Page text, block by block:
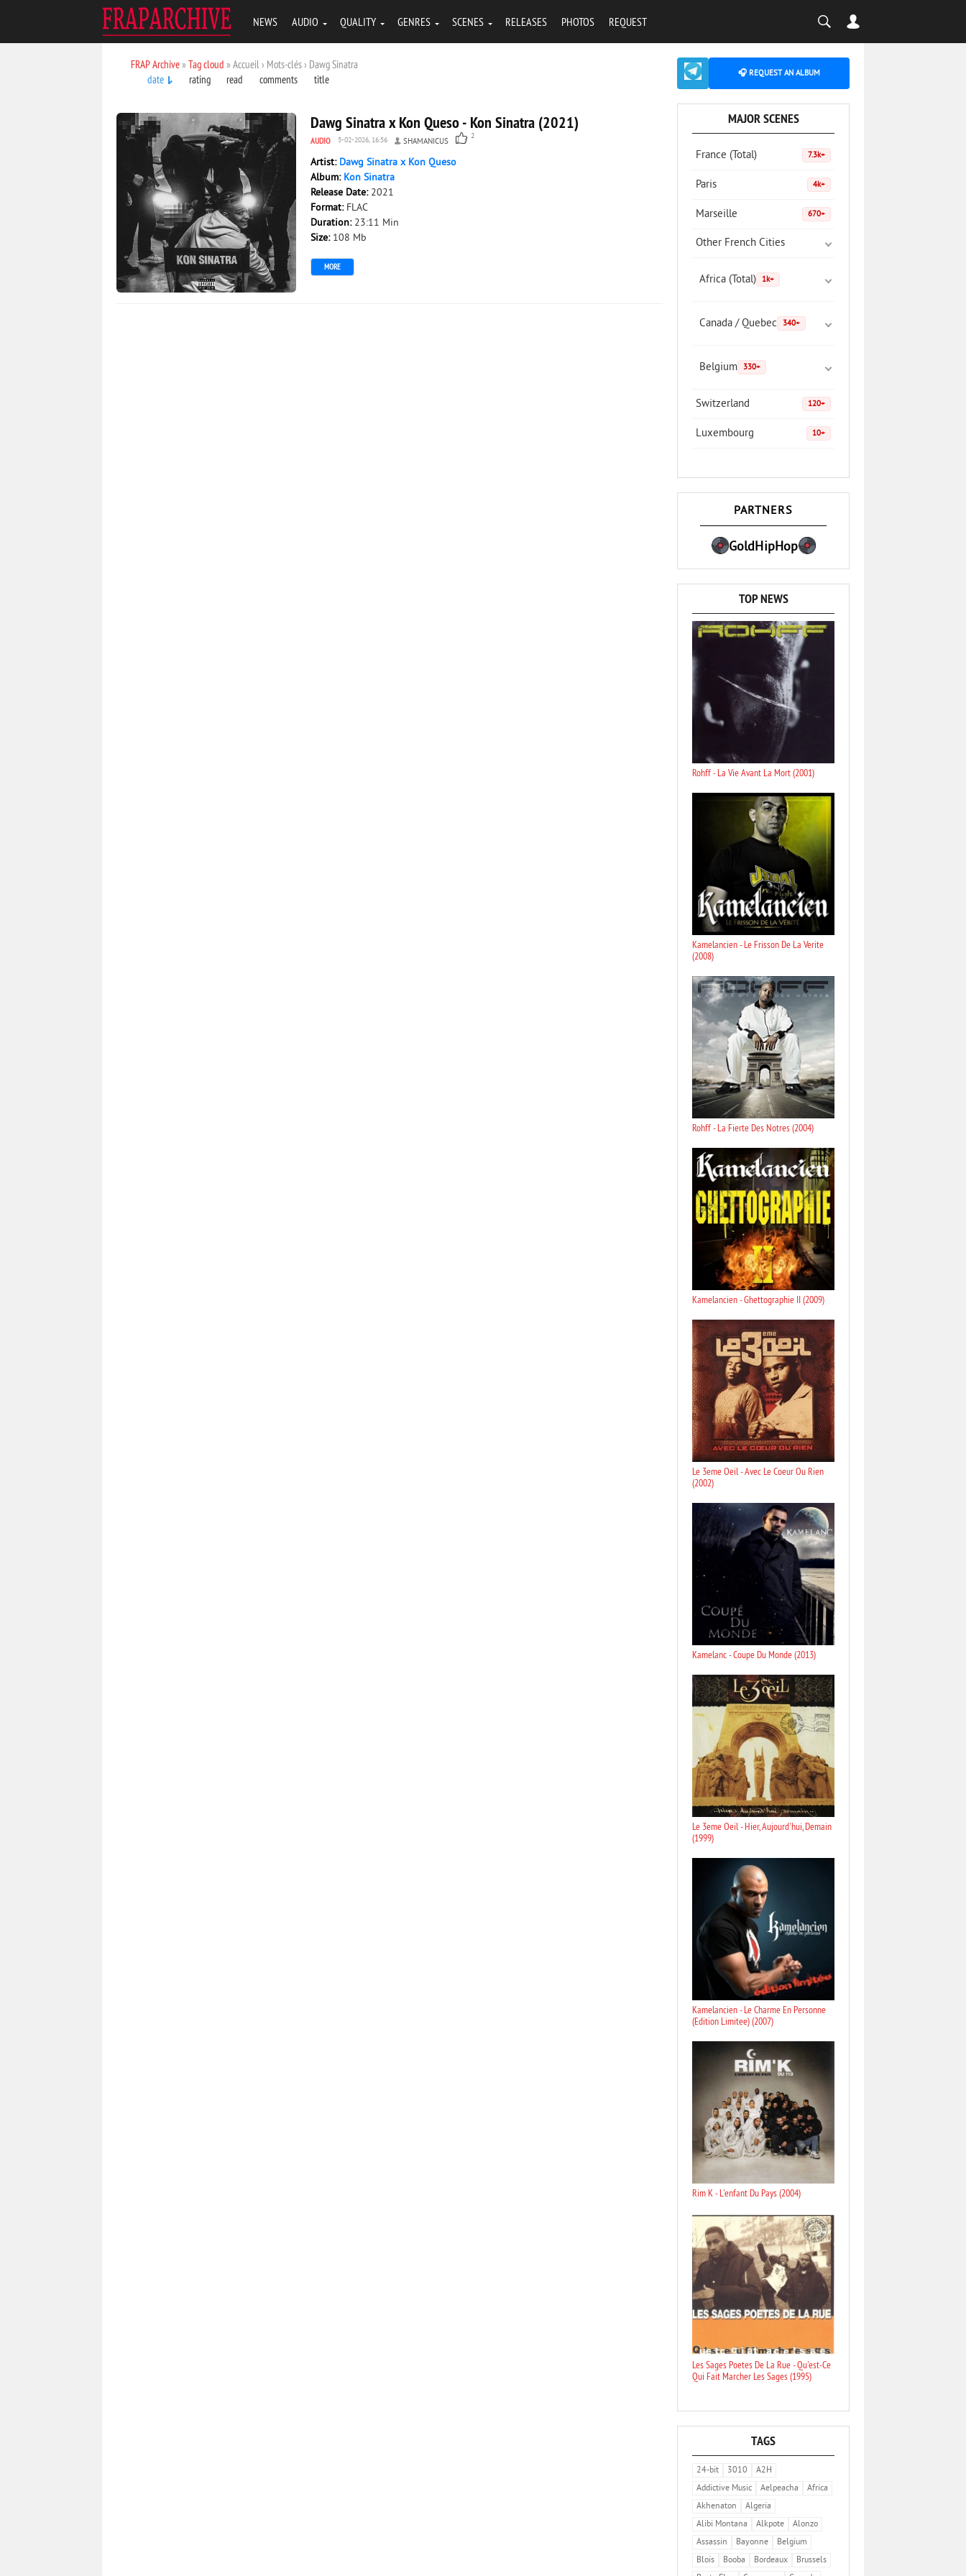
NEWS AUDIO QUALITY GENRES SCENES RELEASES PHOTOS REQUEST
FRAP Archive» Tag cloud » Accueil › Mots-clés › Dawg Sinatra
date
rating read comments title
Dawg Sinatra x Kon Queso - Kon Sinatra (2021)
AUDIO 5-02-2026, 16:56 SHAMANICUS
2
Artist: Dawg Sinatra x Kon Queso
Album: Kon Sinatra
Release Date: 2021
Format: FLAC
Duration: 23:11 Min
Size: 108 Mb
MORE
🎧 REQUEST AN ALBUM
MAJOR SCENES
France (Total) 7.3k+
Paris 4k+
Marseille 670+
Other French Cities
Africa (Total) 1k+
Canada / Quebec 340+
Belgium 330+
Switzerland 120+
Luxembourg 10+
PARTNERS
GoldHipHop
TOP NEWS
Rohff - La Vie Avant La Mort (2001)
Kamelancien - Le Frisson De La Verite
(2008)
Rohff - La Fierte Des Notres (2004)
Kamelancien - Ghettographie II (2009)
Le 3eme Oeil - Avec Le Coeur Ou Rien
(2002)
Kamelanc - Coupe Du Monde (2013)
Le 3eme Oeil - Hier, Aujourd'hui, Demain
(1999)
Kamelancien - Le Charme En Personne
(Edition Limitee) (2007)
Rim K - L'enfant Du Pays (2004)
Les Sages Poetes De La Rue - Qu'est-Ce
Qui Fait Marcher Les Sages (1995)
TAGS
24-bit 3010
A2H
Addictive Music
Aelpeacha
Africa
Akhenaton
Algeria
Alibi Montana
Alkpote
Alonzo
Assassin
Bayonne
Belgium
Blois
Booba Bordeaux
Brussels